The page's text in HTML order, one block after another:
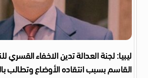
ليبيا: لجنة العدالة تدين الاخفاء
القاسم بسبب انتقاده الأوضاع